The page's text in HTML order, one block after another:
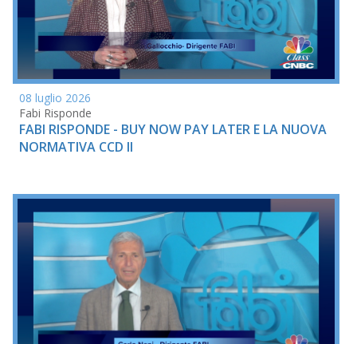
08 luglio 2026
Fabi Risponde
FABI RISPONDE - BUY NOW PAY LATER E LA NUOVA
NORMATIVA CCD II